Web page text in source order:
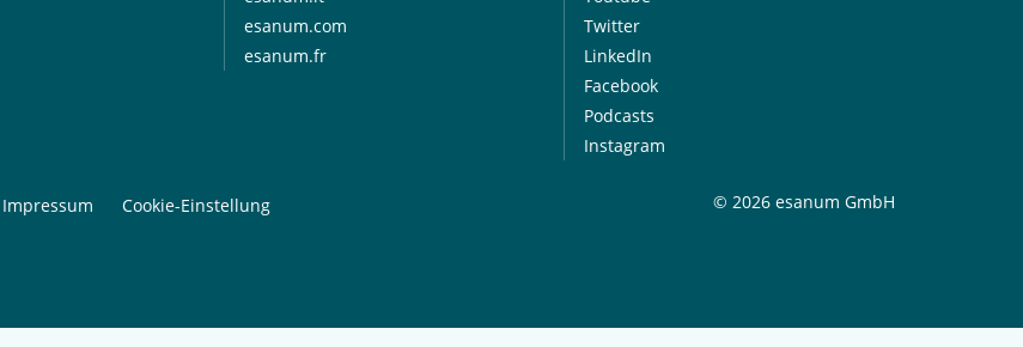
esanum.com
esanum.fr
Twitter
LinkedIn
Facebook
Podcasts
Instagram
Impressum Cookie-Einstellung © 2026 esanum GmbH